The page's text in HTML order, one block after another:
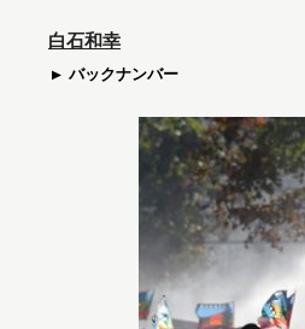
白石和幸
バックナンバー